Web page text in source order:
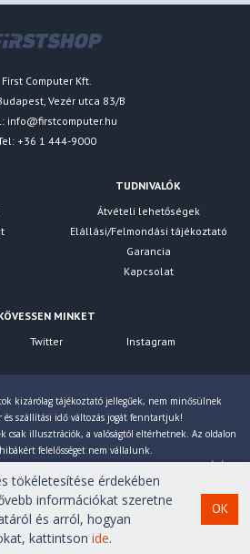
First Computer Kft.
Vezér utca 83/B
info@firstcomputer.hu
+36 1 444-9000
TUDNIVALÓK
Átvételi lehetőségek
Elállási/Felmondási tájékoztató
Garancia
Kapcsolat
MINKET
Twitter Instagram
kizárólag tájékoztató jellegűek, nem minősülnek
szállítási idő változás jogát fenntartjuk!
csak illusztrációk, a valóságtól eltérhetnek. Az oldalon
hibákért felelősséget nem vállalunk.
számoljuk!
Kft. Minden jog
tökéletesítése érdekében
információkat szeretne
és arról, hogyan
kattintsonide.
OK